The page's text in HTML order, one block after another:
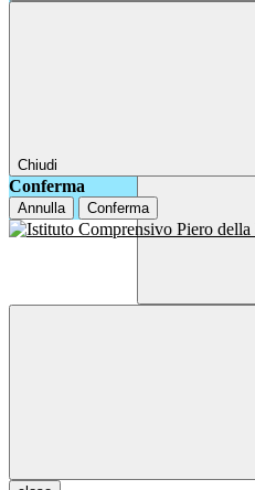
Chiudi
Conferma
Annulla Conferma